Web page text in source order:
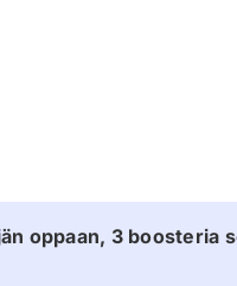
oppaan, 3 boosteria